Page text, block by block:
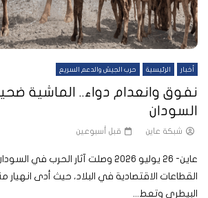
أخبار الرئيسية حرب الجيش والدعم السريع
نفوق وانعدام دواء.. الماشية
السودان
شبكة عاين قبل أسبوعين
عاين- 26 يوليو 2026 وصلت آثار الحرب
القطاعات الاقتصادية في البلاد، حيث أدى
البيطري وتعط...